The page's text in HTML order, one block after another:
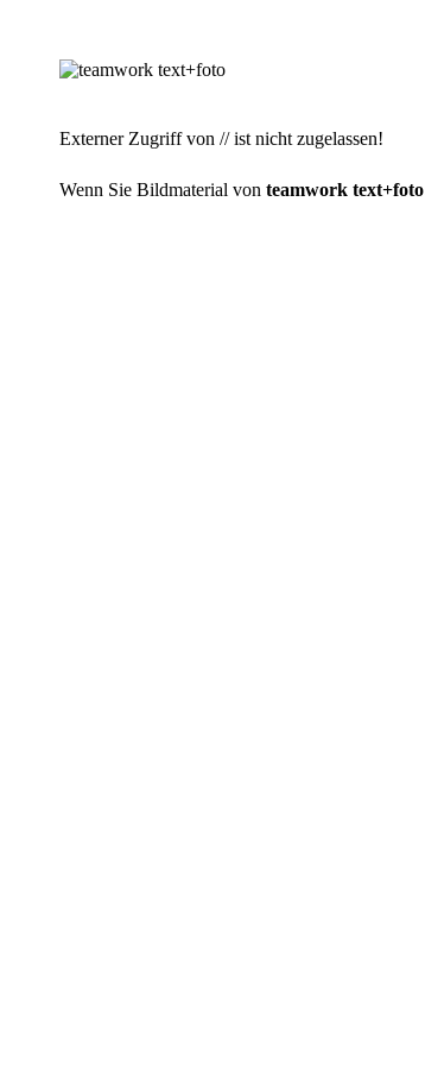
Externer Zugriff von // ist nicht zugelassen!
Wenn Sie Bildmaterial von teamwork text+foto